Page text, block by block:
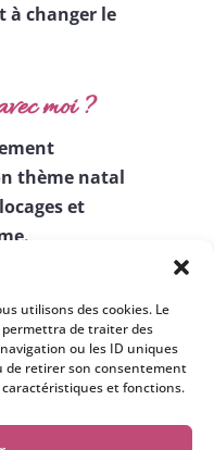
utilisons des cookies. Le
de traiter des
ou les ID uniques
de retirer son consentement
et fonctions.
à changer le
moi ?
thème natal
et
inédits pour
à avancer sur